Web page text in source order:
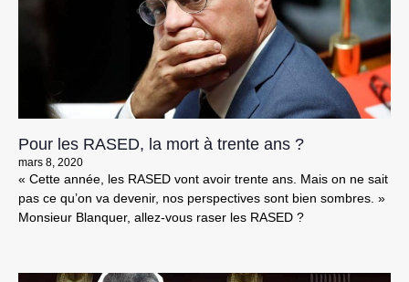
Pour les RASED, la mort à trente ans ?
mars 8, 2020
« Cette année, les RASED vont avoir trente ans. Mais on ne sait
pas ce qu’on va devenir, nos perspectives sont bien sombres. »
Monsieur Blanquer, allez-vous raser les RASED ?